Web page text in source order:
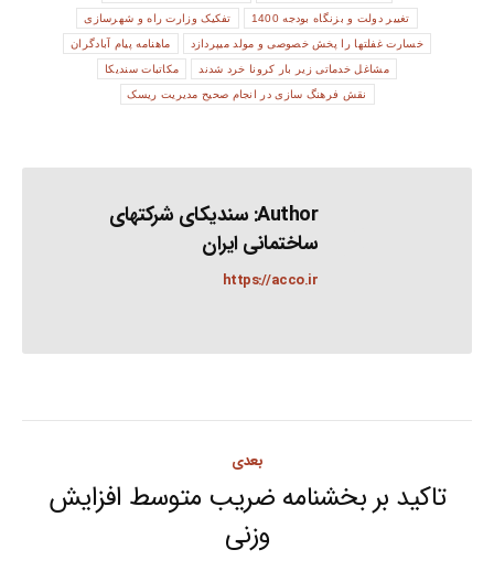
تغییر دولت و بزنگاه بودجه 1400 تفکیک وزارت راه و شهرسازی
خسارت غفلتها را پخش خصوصی و مولد میپردازد ماهنامه پیام آبادگران
مشاغل خدماتی زیر بار کرونا خرد شدند مکاتبات سندیکا
نقش فرهنگ سازی در انجام صحیح مدیریت ریسک
Author: سندیکای شرکتهای
ساختمانی ایران
https://acco.ir
navigation
بعدی
Next
post:
تاکید بر بخشنامه ضریب متوسط افزایش
وزنی